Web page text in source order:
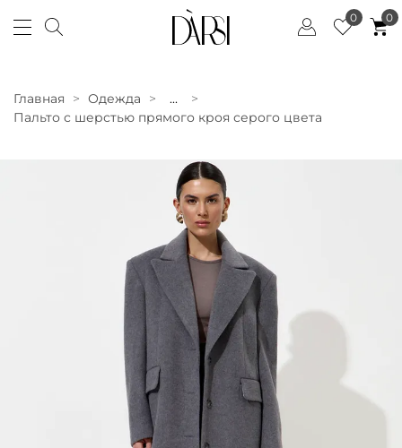
0 0
Главная Одежда
...
Пальто с шерстью прямого кроя серого цвета